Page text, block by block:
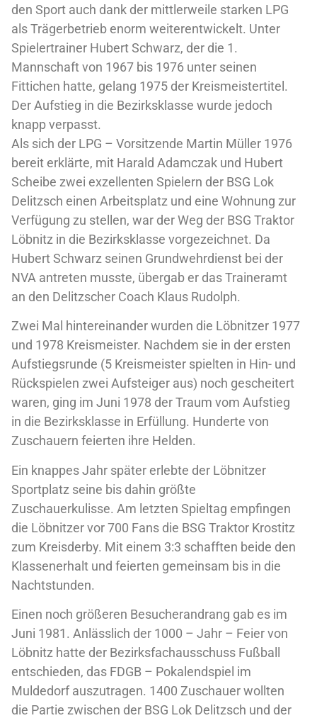
den Sport auch dank der mittlerweile starken LPG
als Trägerbetrieb enorm weiterentwickelt. Unter
Spielertrainer Hubert Schwarz, der die 1.
Mannschaft von 1967 bis 1976 unter seinen
Fittichen hatte, gelang 1975 der Kreismeistertitel.
Der Aufstieg in die Bezirksklasse wurde jedoch
knapp verpasst.
Als sich der LPG – Vorsitzende Martin Müller 1976
bereit erklärte, mit Harald Adamczak und Hubert
Scheibe zwei exzellenten Spielern der BSG Lok
Delitzsch einen Arbeitsplatz und eine Wohnung zur
Verfügung zu stellen, war der Weg der BSG Traktor
Löbnitz in die Bezirksklasse vorgezeichnet. Da
Hubert Schwarz seinen Grundwehrdienst bei der
NVA antreten musste, übergab er das Traineramt
an den Delitzscher Coach Klaus Rudolph.
Zwei Mal hintereinander wurden die Löbnitzer 1977
und 1978 Kreismeister. Nachdem sie in der ersten
Aufstiegsrunde (5 Kreismeister spielten in Hin- und
Rückspielen zwei Aufsteiger aus) noch gescheitert
waren, ging im Juni 1978 der Traum vom Aufstieg
in die Bezirksklasse in Erfüllung. Hunderte von
Zuschauern feierten ihre Helden.
Ein knappes Jahr später erlebte der Löbnitzer
Sportplatz seine bis dahin größte
Zuschauerkulisse. Am letzten Spieltag empfingen
die Löbnitzer vor 700 Fans die BSG Traktor Krostitz
zum Kreisderby. Mit einem 3:3 schafften beide den
Klassenerhalt und feierten gemeinsam bis in die
Nachtstunden.
Einen noch größeren Besucherandrang gab es im
Juni 1981. Anlässlich der 1000 – Jahr – Feier von
Löbnitz hatte der Bezirksfachausschuss Fußball
entschieden, das FDGB – Pokalendspiel im
Muldedorf auszutragen. 1400 Zuschauer wollten
die Partie zwischen der BSG Lok Delitzsch und der